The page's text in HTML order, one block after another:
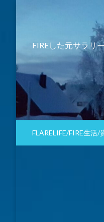
FIREした元サラリ
FLARELIFE/FIRE生活/